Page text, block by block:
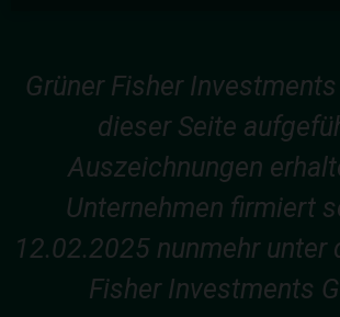
Grüner Fisher
dieser Seite
Auszeichnungen
Unternehmen firmiert
12.02.2025 nunmehr unter
Fisher Investments